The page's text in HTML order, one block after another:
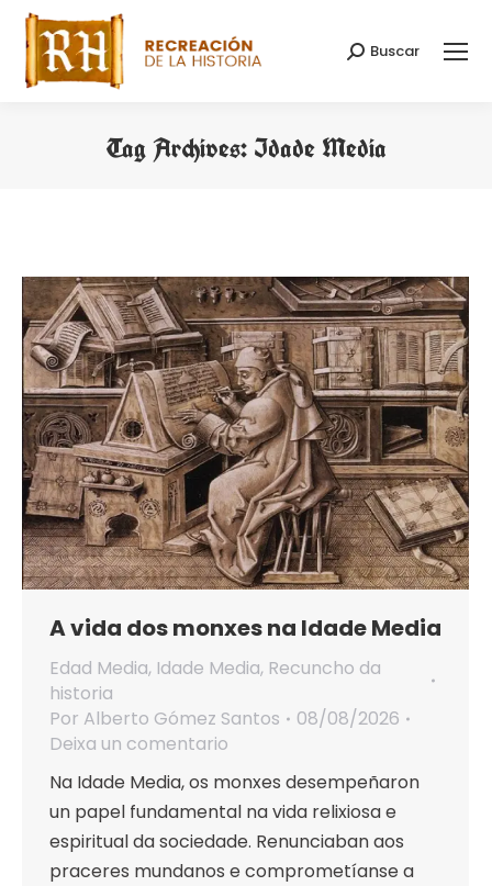
Search:
Buscar
Tag Archives: Idade Media
A vida dos monxes na Idade Media
Edad Media, Idade Media, Recuncho da
historia
Por Alberto Gómez Santos
08/08/2026
Deixa un comentario
Na Idade Media, os monxes desempeñaron
un papel fundamental na vida relixiosa e
espiritual da sociedade. Renunciaban aos
praceres mundanos e comprometíanse a